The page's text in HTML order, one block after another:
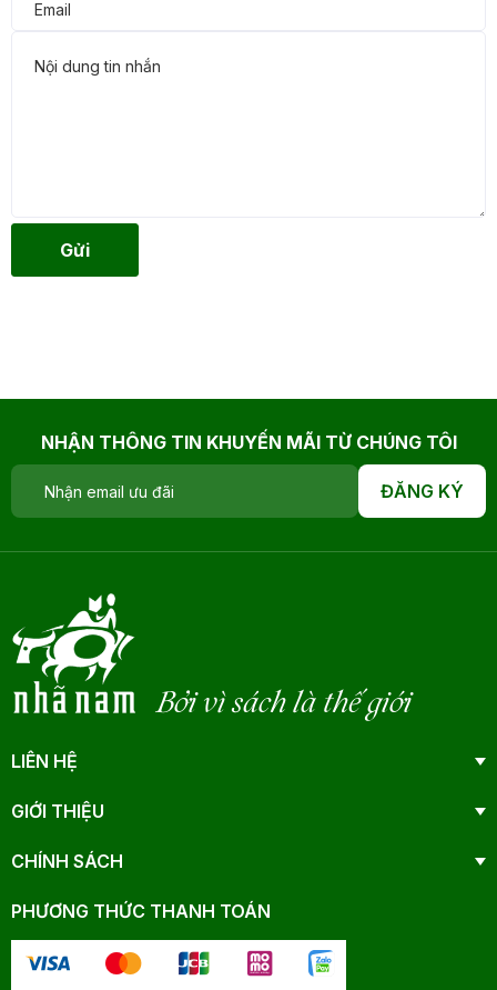
Gửi
NHẬN THÔNG TIN KHUYẾN MÃI TỪ CHÚNG TÔI
ĐĂNG KÝ
Bởi vì sách là thế giới
LIÊN HỆ
GIỚI THIỆU
CHÍNH SÁCH
PHƯƠNG THỨC THANH TOÁN